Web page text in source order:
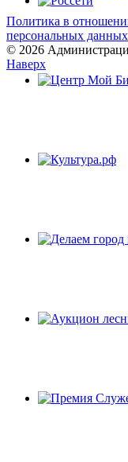
Политика в
персональных данных
© 2026
Наверх